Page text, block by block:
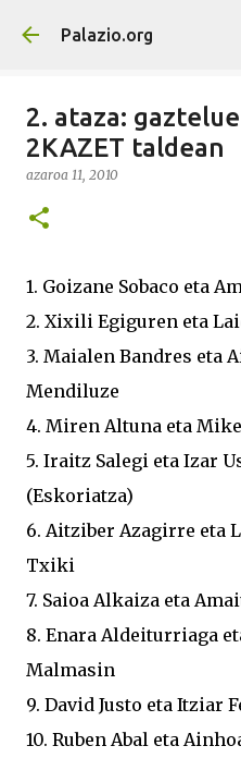
Saltatu eta
Palazio.org
2. ataza:
2KAZET taldean
azaroa 11, 2010
1. Goizane Sobaco eta
2. Xixili Egiguren eta
3. Maialen Bandres eta
Mendiluze
4. Miren Altuna eta
5. Iraitz Salegi eta Izar
(Eskoriatza)
6. Aitziber Azagirre eta
Txiki
7. Saioa Alkaiza eta
8. Enara Aldeiturriaga
Malmasin
9. David Justo eta Itziar
10. Ruben Abal eta